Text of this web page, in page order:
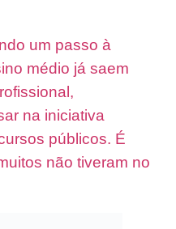
um passo à
médio já saem
na iniciativa
públicos. É
não tiveram no